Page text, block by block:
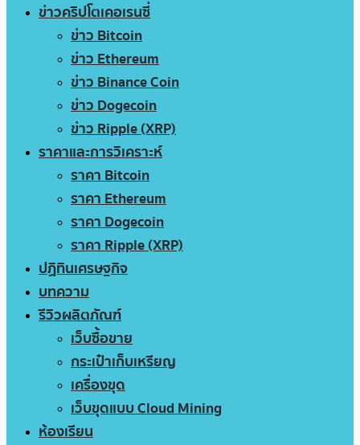
ข่าวคริปโตเคอเรนซี่
ข่าว Bitcoin
ข่าว Ethereum
ข่าว Binance Coin
ข่าว Dogecoin
ข่าว Ripple (XRP)
ราคาและการวิเคราะห์
ราคา Bitcoin
ราคา Ethereum
ราคา Dogecoin
ราคา Ripple (XRP)
ปฏิทินเศรษฐกิจ
บทความ
รีวิวผลิตภัณฑ์
เว็บซื้อขาย
กระเป๋าเก็บเหรียญ
เครื่องขุด
เว็บขุดแบบ Cloud Mining
ห้องเรียน